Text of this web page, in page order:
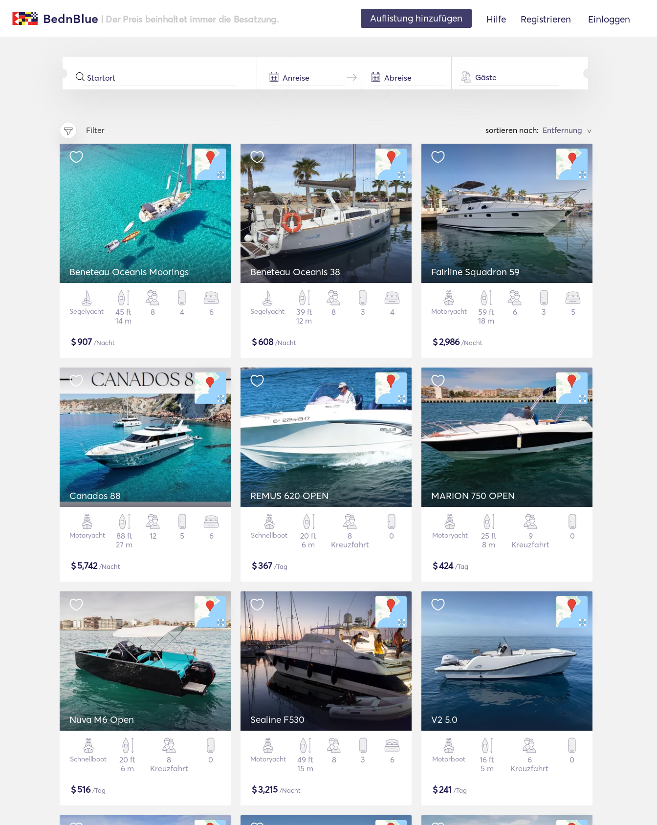
BednBlue | Der Preis beinhaltet immer die Besatzung. Auflistung hinzufügen Hilfe Registrieren Einloggen
Gäste
Filter sortieren nach: >
Beneteau Oceanis Moorings
Segelyacht
45 ft
14 m
8 4 6
$907 /Nacht
Beneteau Oceanis 38
Segelyacht
39 ft
12 m
8 3 4
$608/Nacht
Fairline Squadron 59
Motoryacht
59 ft
18 m
6 3 5
$2,986/Nacht
Canados 88
Motoryacht
88 ft
27 m
12 5 6
$5,742/Nacht
REMUS 620 OPEN
Schnellboot
20 ft
6 m
8
Kreuzfahrt
0
$367 /Tag
MARION 750 OPEN
Motoryacht
25 ft
8 m
9
Kreuzfahrt
0
$424/Tag
Nuva M6 Open
Schnellboot
20 ft
6 m
8
Kreuzfahrt
0
$516/Tag
Sealine F530
Motoryacht
49 ft
15 m
8 3 6
$3,215 /Nacht
V2 5.0
Motorboot
16 ft
5 m
6
Kreuzfahrt
0
$241 /Tag